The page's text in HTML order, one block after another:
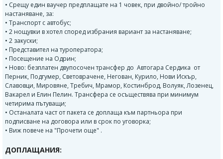
• Срещу един ваучер предплащате на 1 човек, при двойно/ тройно
настаняване, за:
• Транспорт с автобус;
• 2 нощувки в хотел според избрания вариант за настаняване;
• 2 закуски;
• Представител на туроператора;
• Посещение на Одрин;
• Ново: безплатен двупосочен трансфер до Автогара Сердика от
Перник, Подгумер, Световрачене, Негован, Курило, Нови Искър,
Славовци, Мировяне, Требич, Мрамор, Костинброд, Волуяк, Лозенец,
Вакарел и Елин Пелин. Трансфера се осъществява при минимум
четирима пътуващи;
• Останалата част от пакета се доплаща към партньора при
подписване на договора или в срок по уговорка;
• Виж повече на "Прочети още" .
ДОПЛАЩАНИЯ: